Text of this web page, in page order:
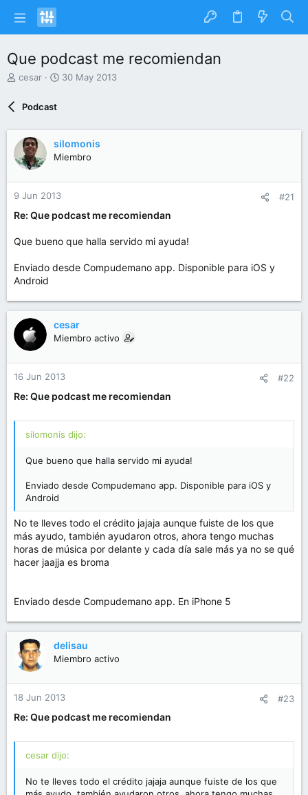
Que podcast me recomiendan
I
a
d
o
e
l
e
a
cesar
F
d
e
i
i
30 May 2013
Podcast
silomonis
Miembro
9 Jun 2013 #21
Re: Que podcast me recomiendan
Que bueno que halla servido mi ayuda!
Enviado desde Compudemano app. Disponible para iOS y
Android
cesar
Miembro activo
16 Jun 2013 #22
Re: Que podcast me recomiendan
silomonis dijo:
Que bueno que halla servido mi ayuda!
Enviado desde Compudemano app. Disponible para iOS y
Android
No te lleves todo el crédito jajaja aunque fuiste de los que
más ayudo, también ayudaron otros, ahora tengo muchas
horas de música por delante y cada día sale más ya no se qué
hacer jaajja es broma
Enviado desde Compudemano app. En iPhone 5
delisau
Miembro activo
18 Jun 2013 #23
Re: Que podcast me recomiendan
cesar dijo:
No te lleves todo el crédito jajaja aunque fuiste de los que